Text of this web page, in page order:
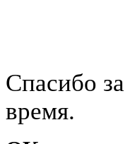
Cпасибо
время.